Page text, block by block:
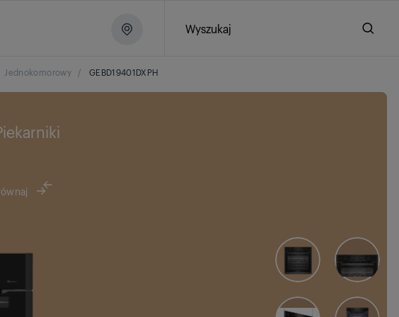
Wyszukaj
Jednokomorowy / GEBD19401DXPH